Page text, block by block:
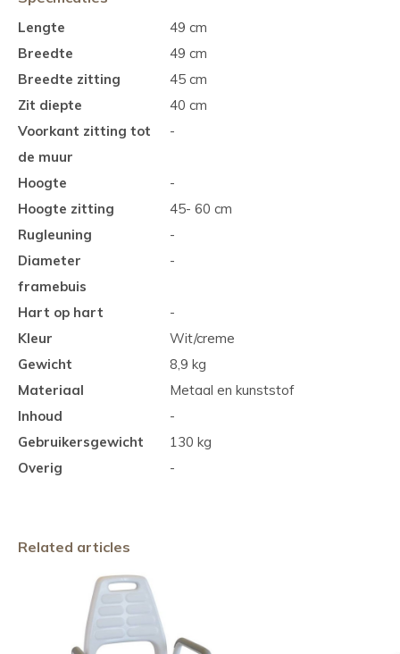
Lengte
49 cm
Breedte
49 cm
Breedte zitting
45 cm
Zit diepte
40 cm
Voorkant zitting tot
de muur
-
Hoogte
-
Hoogte zitting
45- 60 cm
Rugleuning
-
Diameter
framebuis
-
Hart op hart
-
Kleur
Wit/creme
Gewicht
8,9 kg
Materiaal
Metaal en kunststof
Inhoud
-
Gebruikersgewicht
130 kg
Overig
-
Related articles